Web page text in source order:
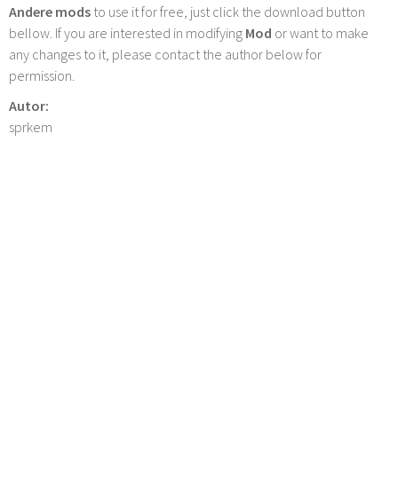
Andere mods to use it for free, just click the download button
bellow. If you are interested in modifying Mod or want to make
any changes to it, please contact the author below for
permission.
Autor:
sprkem